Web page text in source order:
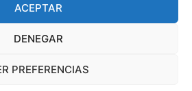
ACEPTAR
DENEGAR
PREFERENCIAS